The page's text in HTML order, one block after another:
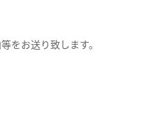
をお送り致します。